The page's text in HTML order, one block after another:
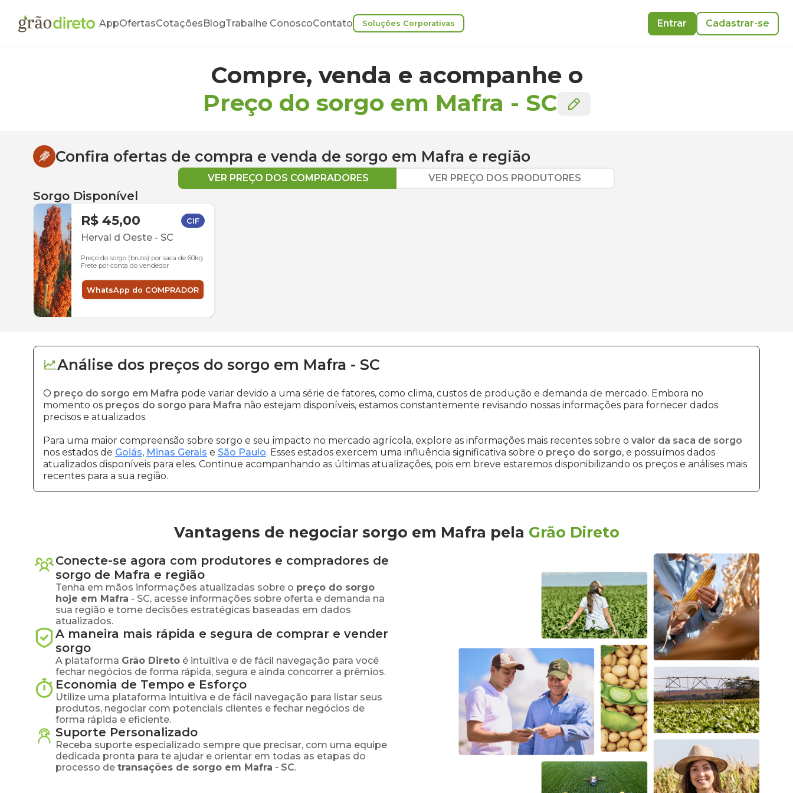
AppOfertasCotaçõesBlogTrabalhe ConoscoContato Soluções Corporativas Entrar Cadastrar-se
Compre, venda e acompanhe o
Preço do sorgo em Mafra - SC
Confira ofertas de compra e venda de sorgo em Mafra e região
VER PREÇO DOS COMPRADORES VER PREÇO DOS PRODUTORES
Sorgo Disponível
R$ 45,00 CIF
Herval d Oeste - SC
Preço do sorgo (bruto) por saca de 60kg
Frete por conta do vendedor
WhatsApp do COMPRADOR
Análise dos preços do sorgo em Mafra - SC
O preço do sorgo em Mafra pode variar devido a uma série de fatores, como clima, custos de produção e demanda de mercado. Embora no
momento os preços do sorgo para Mafra não estejam disponíveis, estamos constantemente revisando nossas informações para fornecer dados
precisos e atualizados.
Para uma maior compreensão sobre sorgo e seu impacto no mercado agrícola, explore as informações mais recentes sobre o valor da saca de sorgo
nos estados de Goiás, Minas Gerais e São Paulo. Esses estados exercem uma influência significativa sobre o preço do sorgo, e possuímos dados
atualizados disponíveis para eles. Continue acompanhando as últimas atualizações, pois em breve estaremos disponibilizando os preços e análises mais
recentes para a sua região.
Vantagens de negociar sorgo em Mafra pela Grão Direto
Conecte-se agora com produtores e compradores de
sorgo de Mafra e região
Tenha em mãos informações atualizadas sobre o preço do sorgo
hoje em Mafra - SC, acesse informações sobre oferta e demanda na
sua região e tome decisões estratégicas baseadas em dados
atualizados.
A maneira mais rápida e segura de comprar e vender
sorgo
A plataforma Grão Direto é intuitiva e de fácil navegação para você
fechar negócios de forma rápida, segura e ainda concorrer a prêmios.
Economia de Tempo e Esforço
Utilize uma plataforma intuitiva e de fácil navegação para listar seus
produtos, negociar com potenciais clientes e fechar negócios de
forma rápida e eficiente.
Suporte Personalizado
Receba suporte especializado sempre que precisar, com uma equipe
dedicada pronta para te ajudar e orientar em todas as etapas do
processo de transações de sorgo em Mafra - SC.